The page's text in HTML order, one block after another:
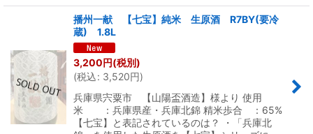
播州一献 【七宝】純米 生原酒 R7BY(要冷
蔵) 1.8L
3,200円(税別)
(税込: 3,520円)
兵庫県宍粟市 【山陽盃酒造】様より 使用
米 ：兵庫県産・兵庫北錦 精米歩合 ：65%
【七宝】と表記されているのは？ ・「兵庫北